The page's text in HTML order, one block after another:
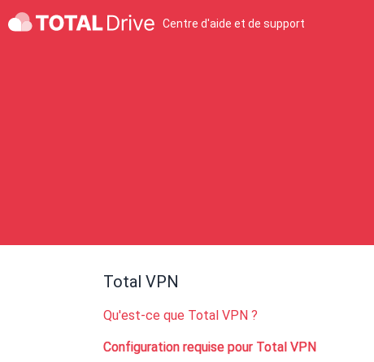
Centre d'aide et de support
Total VPN
Qu'est-ce que Total VPN ?
Configuration requise pour Total VPN